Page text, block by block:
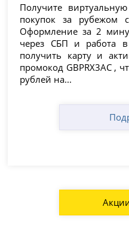
Получите
покупок за рубежом
Оформление за 2
через СБП и работа
получить карту и
промокод GBPRX3AC ,
рублей на...